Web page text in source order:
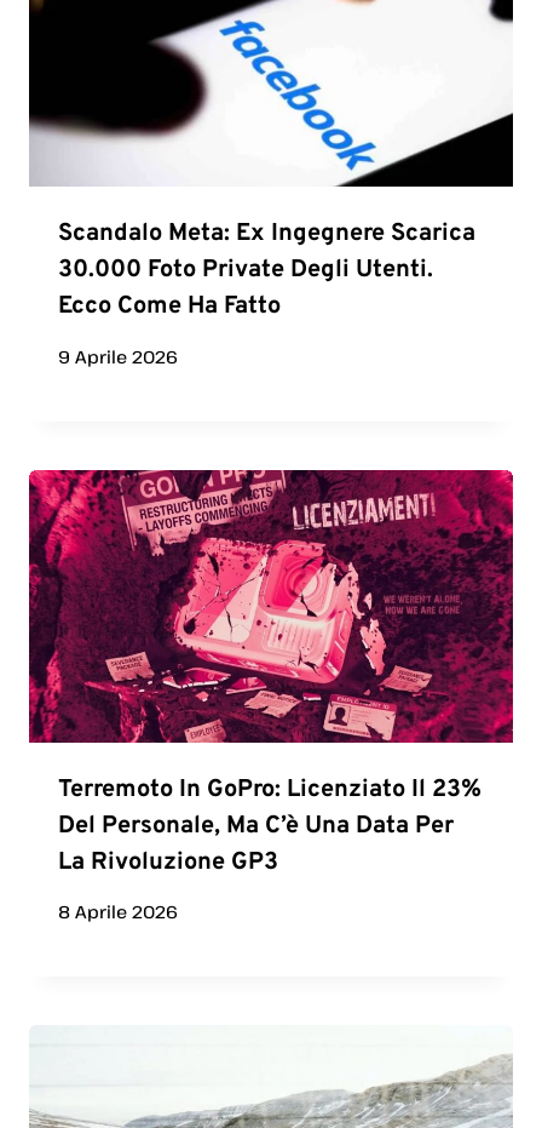
Scandalo Meta: Ex Ingegnere Scarica
30.000 Foto Private Degli Utenti.
Ecco Come Ha Fatto
9 Aprile 2026
Terremoto In GoPro: Licenziato Il 23%
Del Personale, Ma C’è Una Data Per
La Rivoluzione GP3
8 Aprile 2026